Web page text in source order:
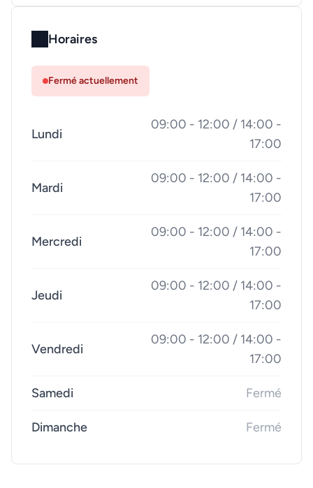
Horaires
Fermé actuellement
Lundi
09:00 - 12:00 / 14:00 -
17:00
Mardi
09:00 - 12:00 / 14:00 -
17:00
Mercredi
09:00 - 12:00 / 14:00 -
17:00
Jeudi
09:00 - 12:00 / 14:00 -
17:00
Vendredi
09:00 - 12:00 / 14:00 -
17:00
Samedi Fermé
Dimanche Fermé